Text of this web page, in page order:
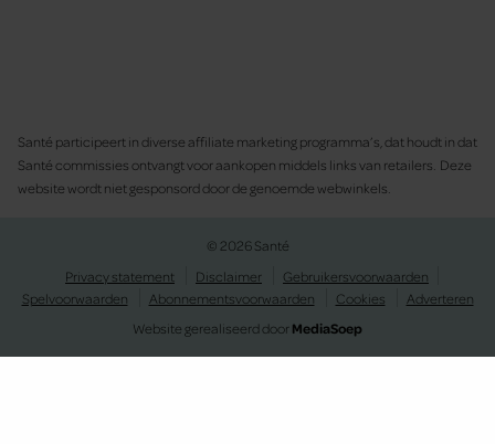
Santé participeert in diverse affiliate marketing programma’s, dat houdt in dat
Santé commissies ontvangt voor aankopen middels links van retailers. Deze
website wordt niet gesponsord door de genoemde webwinkels.
© 2026 Santé
Privacy statement
Disclaimer
Gebruikersvoorwaarden
Spelvoorwaarden
Abonnementsvoorwaarden Cookies
Adverteren
Website gerealiseerd doorMediaSoep